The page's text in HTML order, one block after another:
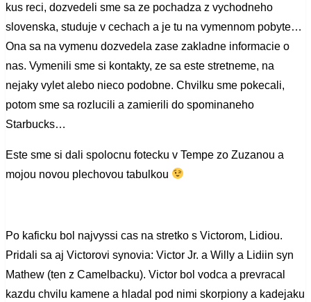
kus reci, dozvedeli sme sa ze pochadza z vychodneho
slovenska, studuje v cechach a je tu na vymennom pobyte…
Ona sa na vymenu dozvedela zase zakladne informacie o
nas. Vymenili sme si kontakty, ze sa este stretneme, na
nejaky vylet alebo nieco podobne. Chvilku sme pokecali,
potom sme sa rozlucili a zamierili do spominaneho
Starbucks…
Este sme si dali spolocnu fotecku v Tempe zo Zuzanou a
mojou novou plechovou tabulkou
Po kaficku bol najvyssi cas na stretko s Victorom, Lidiou.
Pridali sa aj Victorovi synovia: Victor Jr. a Willy a Lidiin syn
Mathew (ten z Camelbacku). Victor bol vodca a prevracal
kazdu chvilu kamene a hladal pod nimi skorpiony a kadejaku